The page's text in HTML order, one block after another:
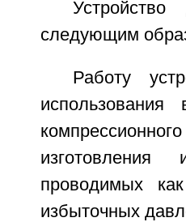
следующим
Работу
использования
проводимых
избыточных